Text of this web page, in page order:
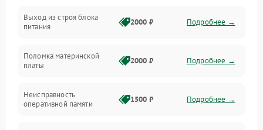
Повреждение корпуса
Повреждение разъёмов (USB, HDMI и др.)
Выход из строя блока
питания
2000 ₽ Подробнее →
Поломка материнской
платы
2000 ₽ Подробнее →
Неисправность
оперативной памяти
1500 ₽ Подробнее →